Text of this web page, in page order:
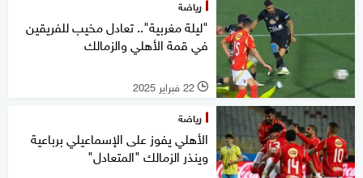
رياضة
"ليلة مغربية".. تعادل مخيب للفريقين
في قمة الأهلي والزمالك
l 22 فبراير 2025
رياضة
الأهلي يفوز على الإسماعيلي برباعية
وينذر الزمالك "المتعادل"